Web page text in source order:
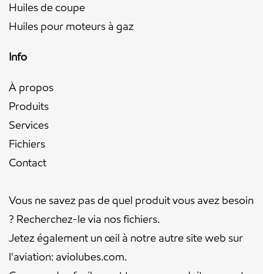
Huiles de coupe
Huiles pour moteurs à gaz
Info
À propos
Produits
Services
Fichiers
Contact
Vous ne savez pas de quel produit vous avez besoin
? Recherchez-le via nosfichiers.
Jetez également un œil à notre autre site web sur
l'aviation: aviolubes.com.